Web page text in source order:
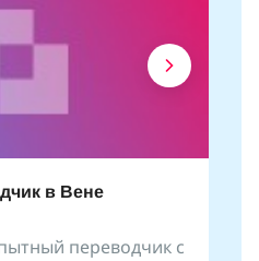
в Вене
переводчик с